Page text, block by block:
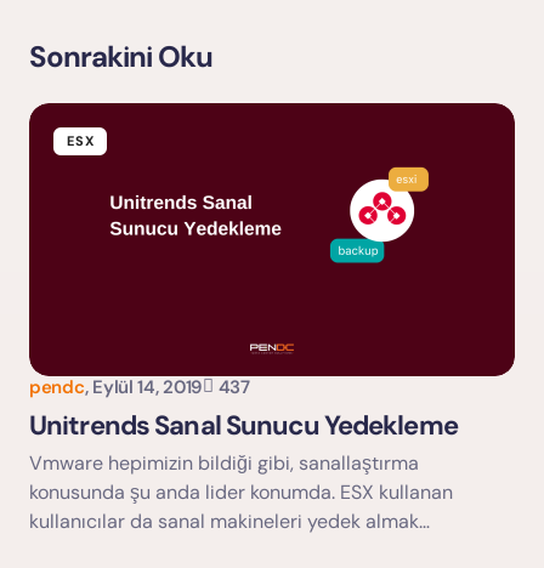
E-posta adresiniz yayınlanmayacak.
Yorumu Gönder
Sonrakini Oku
ESX
pendc, Eylül 14, 2019 437
Unitrends Sanal Sunucu Yedekleme
Vmware hepimizin bildiği gibi, sanallaştırma
konusunda şu anda lider konumda. ESX kullanan
kullanıcılar da sanal makineleri yedek almak…